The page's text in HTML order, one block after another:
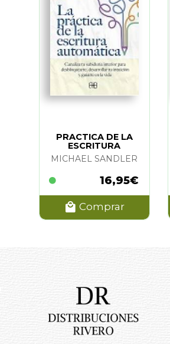
PRACTICA DE LA
ESCRITURA
AUTOMATICA. LA
MICHAEL SANDLER
16,95€
Comprar